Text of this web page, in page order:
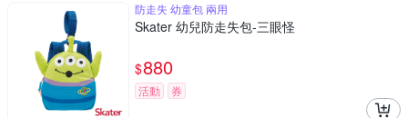
防走失 幼童包 兩用
Skater 幼兒防走失包-三眼怪
$880
活動 券